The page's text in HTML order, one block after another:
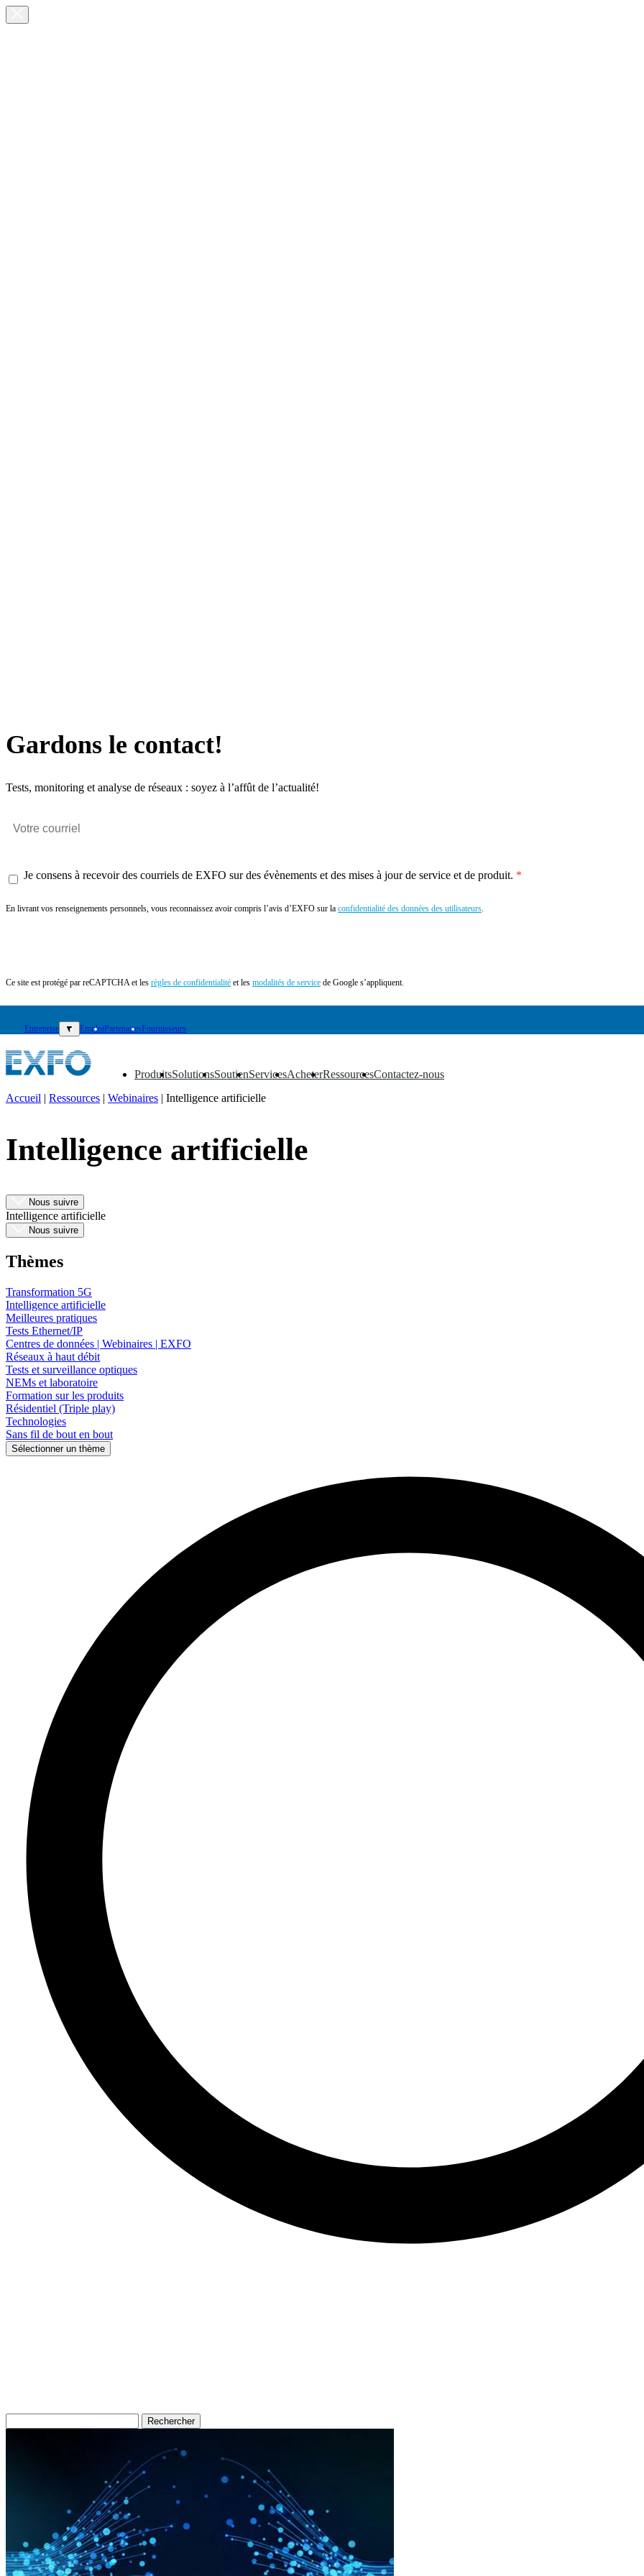
Gardons le contact!
Tests, monitoring et analyse de réseaux : soyez à l’affût de l’actualité!
Je consens à recevoir des courriels de EXFO sur des évènements et des mises à jour de service et de produit.
En livrant vos renseignements personnels, vous reconnaissez avoir compris l’avis d’EXFO sur la confidentialité des données des utilisateurs.
Ce site est protégé par reCAPTCHA et les règles de confidentialité et les modalités de service de Google s’appliquent.
Entreprise ▼ EmploiPartenairesFournisseurs
Produits
▼ Solutions
▼ Soutien
▼ Services
▼ Acheter
▼ Ressources
▼ Contactez-nous
▼
Produits
Solutions
Acheter
Ressources
Contactez-
nous
S'enregistrer
Entreprise
Emploi
Partenaires
Fournisseurs
Accueil | Ressources | Webinaires | Intelligence artificielle
Intelligence artificielle
Nous suivre
Intelligence artificielle
Nous suivre
Thèmes
Transformation 5G
Intelligence artificielle
Meilleures pratiques
Tests Ethernet/IP
Centres de données | Webinaires | EXFO
Réseaux à haut débit
Tests et surveillance optiques
NEMs et laboratoire
Formation sur les produits
Résidentiel (Triple play)
Technologies
Sans fil de bout en bout
Sélectionner un thème